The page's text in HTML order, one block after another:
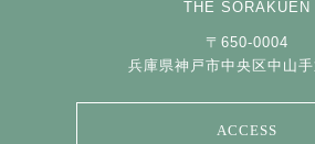
THE SORAKUEN
〒650-0004
兵庫県神戸市中央区中山
ACCESS